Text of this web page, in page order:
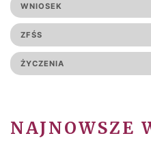
WNIOSEK
ZFŚS
ŻYCZENIA
NAJNOWSZE